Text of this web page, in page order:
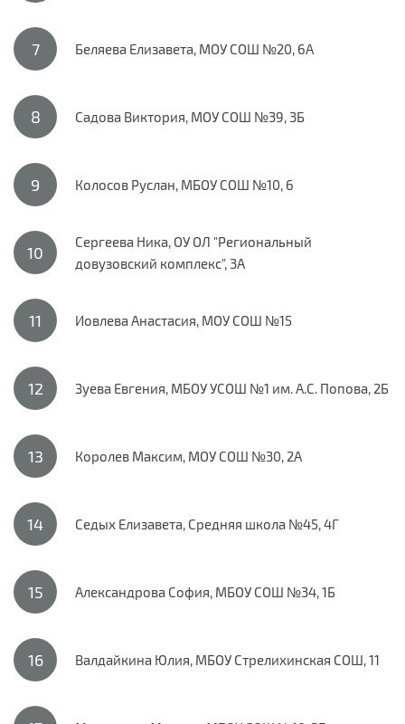
Беляева Елизавета, МОУ СОШ №20, 6А
Садова Виктория, МОУ СОШ №39, 3Б
Колосов Руслан, МБОУ СОШ №10, 6
Сергеева Ника, ОУ ОЛ "Региональный
довузовский комплекс", 3А
Иовлева Анастасия, МОУ СОШ №15
Зуева Евгения, МБОУ УСОШ №1 им. А.С. Попова, 2Б
Королев Максим, МОУ СОШ №30, 2А
Седых Елизавета, Средняя школа №45, 4Г
Александрова София, МБОУ СОШ №34, 1Б
Валдайкина Юлия, МБОУ Стрелихинская СОШ, 11